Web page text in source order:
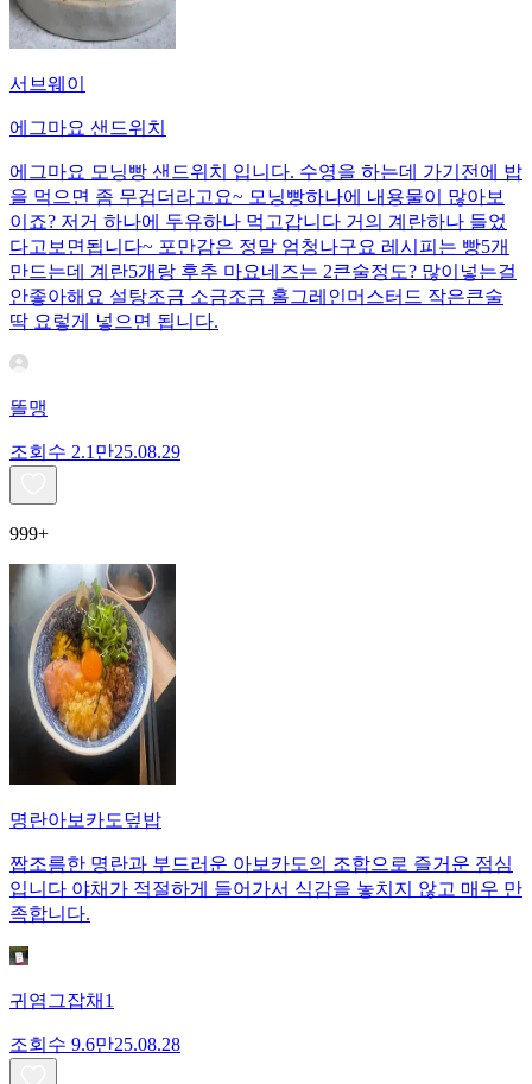
서브웨이
에그마요 샌드위치
에그마요 모닝빵 샌드위치 입니다. 수영을 하는데 가기전에 밥
을 먹으면 좀 무겁더라고요~ 모닝빵하나에 내용물이 많아보
이죠? 저거 하나에 두유하나 먹고갑니다 거의 계란하나 들었
다고보면됩니다~ 포만감은 정말 엄청나구요 레시피는 빵5개
만드는데 계란5개랑 후추 마요네즈는 2큰술정도? 많이넣는걸
안좋아해요 설탕조금 소금조금 홀그레인머스터드 작은큰술
딱 요렇게 넣으면 됩니다.
똘맹
조회수 2.1만25.08.29
999+
명란아보카도덮밥
짭조름한 명란과 부드러운 아보카도의 조합으로 즐거운 점심
입니다 야채가 적절하게 들어가서 식감을 놓치지 않고 매우 만
족합니다.
귀염그잡채1
조회수 9.6만25.08.28